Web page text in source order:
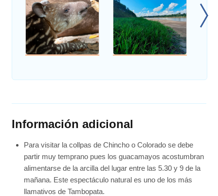
Información adicional
Para visitar la collpas de Chincho o Colorado se debe
partir muy temprano pues los guacamayos acostumbran
alimentarse de la arcilla del lugar entre las 5.30 y 9 de la
mañana. Este espectáculo natural es uno de los más
llamativos de Tambopata.